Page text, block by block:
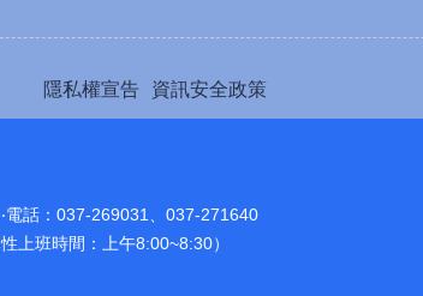
隱私權宣告 資訊安全政策
電話：037-269031、037-271640
上班時間：上午8:00~8:30）